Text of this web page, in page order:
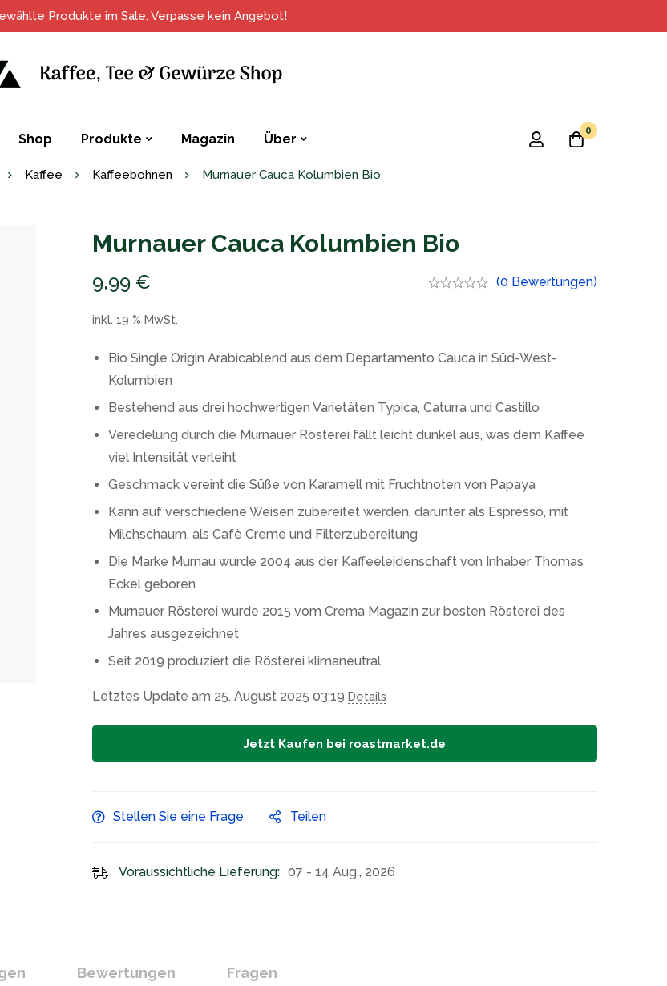
Produkte im Sale. Verpasse kein Angebot!
Shop Produkte Magazin Über
0
Kaffee Kaffeebohnen Murnauer Cauca Kolumbien Bio
Murnauer Cauca Kolumbien Bio
9,99 € (0 Bewertungen)
inkl. 19 % MwSt.
Bio Single Origin Arabicablend aus dem Departamento Cauca in Süd-West-
Kolumbien
Bestehend aus drei hochwertigen Varietäten Typica, Caturra und Castillo
Veredelung durch die Murnauer Rösterei fällt leicht dunkel aus, was dem Kaffee
viel Intensität verleiht
Geschmack vereint die Süße von Karamell mit Fruchtnoten von Papaya
Kann auf verschiedene Weisen zubereitet werden, darunter als Espresso, mit
Milchschaum, als Cafè Creme und Filterzubereitung
Die Marke Murnau wurde 2004 aus der Kaffeeleidenschaft von Inhaber Thomas
Eckel geboren
Murnauer Rösterei wurde 2015 vom Crema Magazin zur besten Rösterei des
Jahres ausgezeichnet
Seit 2019 produziert die Rösterei klimaneutral
Letztes Update am 25. August 2025 03:19 Details
Jetzt Kaufen bei roastmarket.de
Stellen Sie eine Frage Teilen
Voraussichtliche Lieferung: 07 - 14 Aug., 2026
Bewertungen Fragen